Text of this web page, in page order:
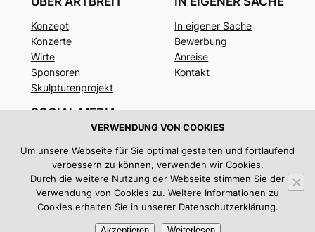
Konzept
Konzerte
Wirte
Sponsoren
Skulpturenprojekt
In eigener Sache
Bewerbung
Anreise
Kontakt
SOCIAL MEDIA
Instagram
Twitter/X
Impressum|Datenschutz
VERWENDUNG VON COOKIES
Um unsere Webseite für Sie optimal gestalten und fortlaufend
verbessern zu können, verwenden wir Cookies.
Durch die weitere Nutzung der Webseite stimmen Sie der
Verwendung von Cookies zu. Weitere Informationen zu
Cookies erhalten Sie in unserer Datenschutzerklärung.